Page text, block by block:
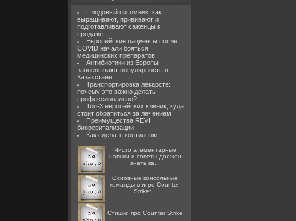
Плодовый питомник: как
выращивают, прививают и
подготавливают саженцы к
продаже
Европейские пациенты после
COVID начали бояться
медицинских препаратов
Антибиотики из Европы
завоевывают популярность в
Казахстане
Транспортировка лекарств:
почему это важно делать
профессионально?
Топ-3 европейских клиник, куда
стоит обратиться за лечением
Преимущества REVI
биоревитализации
Как сделать коптильню
Чисто элементарные
навыки и советы должен
знать ка...
Основные консольные
команды в игре Counter-
Strike:...
Стишки про Counter Strike